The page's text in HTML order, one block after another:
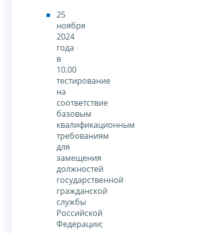
25
ноября
2024
года
в
10.00
тестирование
на
соответствие
базовым
квалификационным
требованиям
для
замещения
должностей
государственной
гражданской
службы
Российской
Федерации;